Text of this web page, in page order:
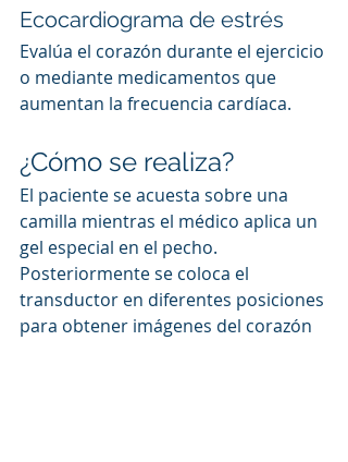
Ecocardiograma de estrés
Evalúa el corazón durante el ejercicio
o mediante medicamentos que
aumentan la frecuencia cardíaca.
¿Cómo se realiza?
El paciente se acuesta sobre una
camilla mientras el médico aplica un
gel especial en el pecho.
Posteriormente se coloca el
transductor en diferentes posiciones
para obtener imágenes del corazón